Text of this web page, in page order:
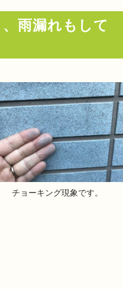
雨漏れもして
チョーキング現象です。